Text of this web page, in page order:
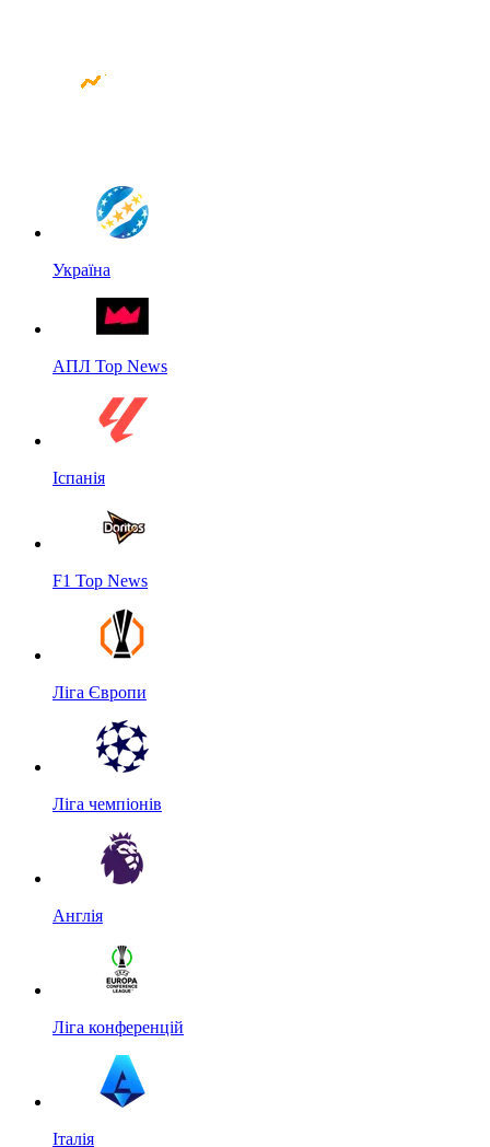
Україна
АПЛ Top News
Іспанія
F1 Top News
Ліга Європи
Ліга чемпіонів
Англія
Ліга конференцій
Італія